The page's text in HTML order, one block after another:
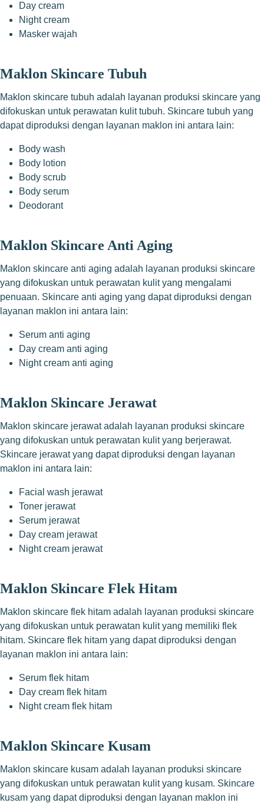
Day cream
Night cream
Masker wajah
Maklon Skincare Tubuh
Maklon skincare tubuh adalah layanan produksi skincare yang
difokuskan untuk perawatan kulit tubuh. Skincare tubuh yang
dapat diproduksi dengan layanan maklon ini antara lain:
Body wash
Body lotion
Body scrub
Body serum
Deodorant
Maklon Skincare Anti Aging
Maklon skincare anti aging adalah layanan produksi skincare
yang difokuskan untuk perawatan kulit yang mengalami
penuaan. Skincare anti aging yang dapat diproduksi dengan
layanan maklon ini antara lain:
Serum anti aging
Day cream anti aging
Night cream anti aging
Maklon Skincare Jerawat
Maklon skincare jerawat adalah layanan produksi skincare
yang difokuskan untuk perawatan kulit yang berjerawat.
Skincare jerawat yang dapat diproduksi dengan layanan
maklon ini antara lain:
Facial wash jerawat
Toner jerawat
Serum jerawat
Day cream jerawat
Night cream jerawat
Maklon Skincare Flek Hitam
Maklon skincare flek hitam adalah layanan produksi skincare
yang difokuskan untuk perawatan kulit yang memiliki flek
hitam. Skincare flek hitam yang dapat diproduksi dengan
layanan maklon ini antara lain:
Serum flek hitam
Day cream flek hitam
Night cream flek hitam
Maklon Skincare Kusam
Maklon skincare kusam adalah layanan produksi skincare
yang difokuskan untuk perawatan kulit yang kusam. Skincare
kusam yang dapat diproduksi dengan layanan maklon ini